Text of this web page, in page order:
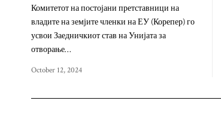
Комитетот на постојани претставници на
владите на земјите членки на ЕУ (Корепер) го
усвои Заедничкиот став на Унијата за
отворање…
October 12, 2024